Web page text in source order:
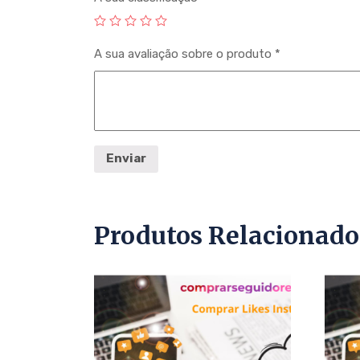
A sua avaliação sobre o produto *
Produtos